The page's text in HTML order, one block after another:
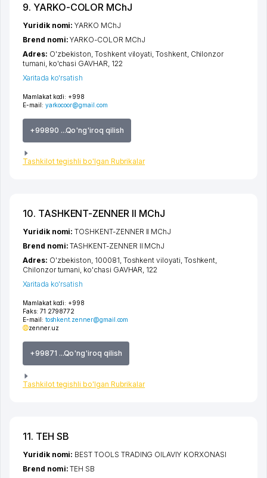
9. YARKO-COLOR MChJ
Mamlakat kodi: +998
E-mail: yarkocoor@gmail.com
+99890 ...Qo'ng'iroq qilish
Tashkilot tegishli bo'lgan Rubrikalar
Yuridik nomi:YARKO MChJ
Brend nomi:YARKO-COLOR MChJ
Adres: O'zbekiston,Toshkent viloyati ,Toshkent, Chilonzor
tumani ko'chasi GAVHAR , 122
Xaritada ko'rsatish
10. TASHKENT-ZENNER II MChJ
Mamlakat kodi: +998
Faks: 71 2798772
E-mail: toshkent.zenner@gmail.com
zenner.uz
+99871 ...Qo'ng'iroq qilish
Tashkilot tegishli bo'lgan Rubrikalar
Yuridik nomi:TOSHKENT-ZENNER II MChJ
Brend nomi:TASHKENT-ZENNER II MChJ
Adres: O'zbekiston, 100081, Toshkent viloyati Toshkent
Chilonzor tumani ko'chasi GAVHAR , 122
Xaritada ko'rsatish
11. TEH SB
Yuridik nomi: BEST TOOLS TRADING OILAVIY KORXONASI
Brend nomi:TEH SB